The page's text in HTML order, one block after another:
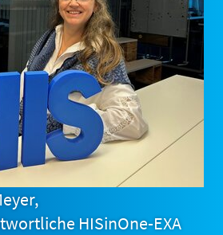
HISinOne-EXA